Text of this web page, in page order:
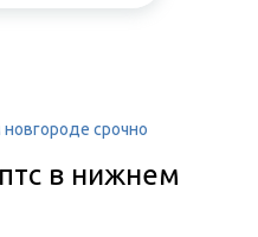
срочно
в нижнем